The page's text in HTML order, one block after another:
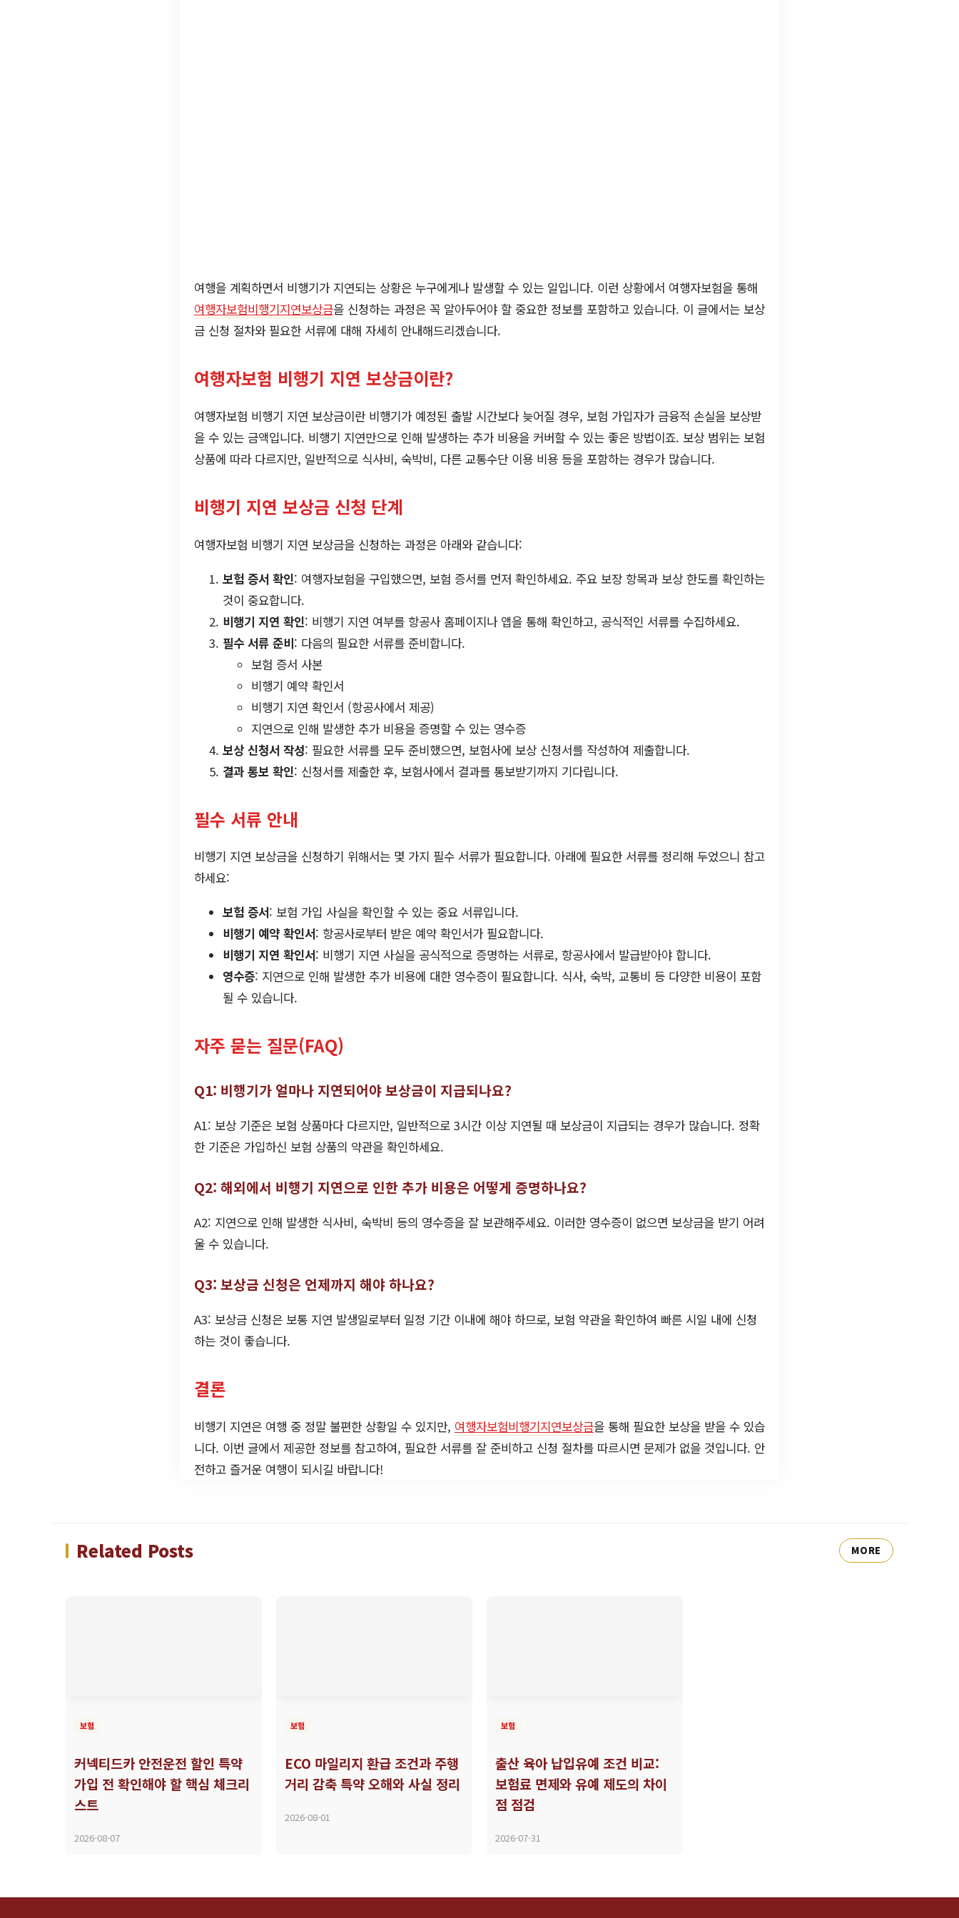
여행을 계획하면서 비행기가 지연되는 상황은 누구에게나 발생할 수 있는 일입니다. 이런 상황에서 여행자보험을 통해
여행자보험비행기지연보상금을 신청하는 과정은 꼭 알아두어야 할 중요한 정보를 포함하고 있습니다. 이 글에서는 보상
금 신청 절차와 필요한 서류에 대해 자세히 안내해드리겠습니다.
여행자보험 비행기 지연 보상금이란?
여행자보험 비행기 지연 보상금이란 비행기가 예정된 출발 시간보다 늦어질 경우, 보험 가입자가 금융적 손실을 보상받
을 수 있는 금액입니다. 비행기 지연만으로 인해 발생하는 추가 비용을 커버할 수 있는 좋은 방법이죠. 보상 범위는 보험
상품에 따라 다르지만, 일반적으로 식사비, 숙박비, 다른 교통수단 이용 비용 등을 포함하는 경우가 많습니다.
비행기 지연 보상금 신청 단계
여행자보험 비행기 지연 보상금을 신청하는 과정은 아래와 같습니다:
보험 증서 확인: 여행자보험을 구입했으면, 보험 증서를 먼저 확인하세요. 주요 보장 항목과 보상 한도를 확인하는
것이 중요합니다.
비행기 지연 확인: 비행기 지연 여부를 항공사 홈페이지나 앱을 통해 확인하고, 공식적인 서류를 수집하세요.
필수 서류 준비: 다음의 필요한 서류를 준비합니다.
보험 증서 사본
비행기 예약 확인서
비행기 지연 확인서 (항공사에서 제공)
지연으로 인해 발생한 추가 비용을 증명할 수 있는 영수증
보상 신청서 작성: 필요한 서류를 모두 준비했으면, 보험사에 보상 신청서를 작성하여 제출합니다.
결과 통보 확인: 신청서를 제출한 후, 보험사에서 결과를 통보받기까지 기다립니다.
필수 서류 안내
비행기 지연 보상금을 신청하기 위해서는 몇 가지 필수 서류가 필요합니다. 아래에 필요한 서류를 정리해 두었으니 참고
하세요:
보험 증서: 보험 가입 사실을 확인할 수 있는 중요 서류입니다.
비행기 예약 확인서: 항공사로부터 받은 예약 확인서가 필요합니다.
비행기 지연 확인서: 비행기 지연 사실을 공식적으로 증명하는 서류로, 항공사에서 발급받아야 합니다.
영수증: 지연으로 인해 발생한 추가 비용에 대한 영수증이 필요합니다. 식사, 숙박, 교통비 등 다양한 비용이 포함
될 수 있습니다.
자주 묻는 질문(FAQ)
Q1: 비행기가 얼마나 지연되어야 보상금이 지급되나요?
A1: 보상 기준은 보험 상품마다 다르지만, 일반적으로 3시간 이상 지연될 때 보상금이 지급되는 경우가 많습니다. 정확
한 기준은 가입하신 보험 상품의 약관을 확인하세요.
Q2: 해외에서 비행기 지연으로 인한 추가 비용은 어떻게 증명하나요?
A2: 지연으로 인해 발생한 식사비, 숙박비 등의 영수증을 잘 보관해주세요. 이러한 영수증이 없으면 보상금을 받기 어려
울 수 있습니다.
Q3: 보상금 신청은 언제까지 해야 하나요?
A3: 보상금 신청은 보통 지연 발생일로부터 일정 기간 이내에 해야 하므로, 보험 약관을 확인하여 빠른 시일 내에 신청
하는 것이 좋습니다.
결론
비행기 지연은 여행 중 정말 불편한 상황일 수 있지만, 여행자보험비행기지연보상금을 통해 필요한 보상을 받을 수 있습
니다. 이번 글에서 제공한 정보를 참고하여, 필요한 서류를 잘 준비하고 신청 절차를 따르시면 문제가 없을 것입니다. 안
전하고 즐거운 여행이 되시길 바랍니다!
Related Posts MORE
보험
커넥티드카 안전운전 할인 특약
가입 전 확인해야 할 핵심 체크리
스트
2026-08-07
보험
ECO 마일리지 환급 조건과 주행
거리 감축 특약 오해와 사실 정리
2026-08-01
보험
출산 육아 납입유예 조건 비교:
보험료 면제와 유예 제도의 차이
점 점검
2026-07-31